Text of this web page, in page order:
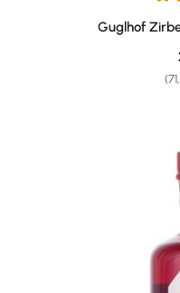
Durchschnittliche
Guglhof